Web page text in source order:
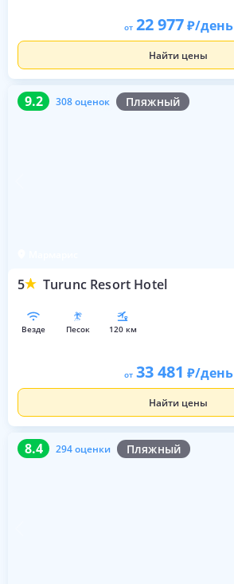
от 22 977 /день
Найти цены
9.2 308 оценок Пляжный
5 Turunc Resort Hotel
9.2 308 оценок
везде песок 120 км
от 33 481 /день
Найти цены
8.4 294 оценки Пляжный
8.4 294 оценки